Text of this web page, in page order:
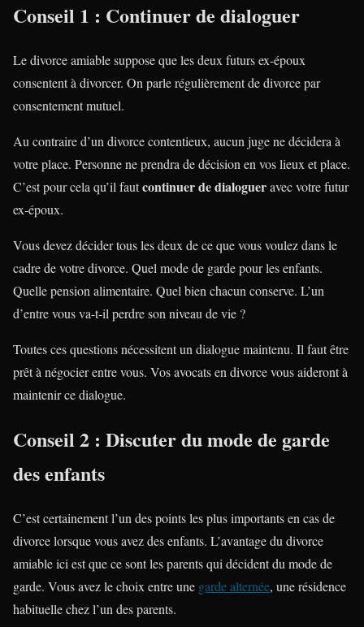
Conseil 1 : Continuer de dialoguer
Le divorce amiable suppose que les deux futurs ex-époux
consentent à divorcer. On parle régulièrement de divorce par
consentement mutuel.
Au contraire d’un divorce contentieux, aucun juge ne décidera à
votre place. Personne ne prendra de décision en vos lieux et place.
C’est pour cela qu’il fautcontinuer de dialogueravec votre futur
ex-époux.
Vous devez décider tous les deux de ce que vous voulez dans le
cadre de votre divorce. Quel mode de garde pour les enfants.
Quelle pension alimentaire. Quel bien chacun conserve. L’un
d’entre vous va-t-il perdre son niveau de vie ?
Toutes ces questions nécessitent un dialogue maintenu. Il faut être
prêt à négocier entre vous. Vos avocats en divorce vous aideront à
maintenir ce dialogue.
Conseil 2 : Discuter du mode de garde
des enfants
C’est certainement l’un des points les plus importants en cas de
divorce lorsque vous avez des enfants. L’avantage du divorce
amiable ici est que ce sont les parents qui décident du mode de
garde. Vous avez le choix entre une garde alternée, une résidence
habituelle chez l’un des parents.